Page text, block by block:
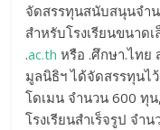
จัดสรรทุนสนับสนุนจำ
สำหรับโรงเรียนขนาด
.ac.th หรือ .ศึกษา.ไทย
มูลนิธิฯ ได้จัดสรรทุนไ
โดเมน จำนวน 600 ทุ
โรงเรียนสำเร็จรูป